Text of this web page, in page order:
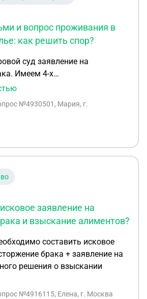
и вопрос проживания в
как решить спор?
суд заявление на
Имеем 4-х
детей. Один ребенок старше
разводе я так же буду иметь
по разделу имущества у нас
составили брачный договор),
детей вопросов нет, так
После развода жить
Как решить вопрос с
в собственности, ни
ли это быть весомым
Если спрашивать детей, то
смогут выбрать, с кем хотят
препятствовать общению
мужа и им самим не
детей считаю невозможным.
№4930501, Мария, г.
заявление на
и взыскание алиментов?
составить исковое
брака + заявление на
решения о взыскании
№4916115, Елена, г. Москва